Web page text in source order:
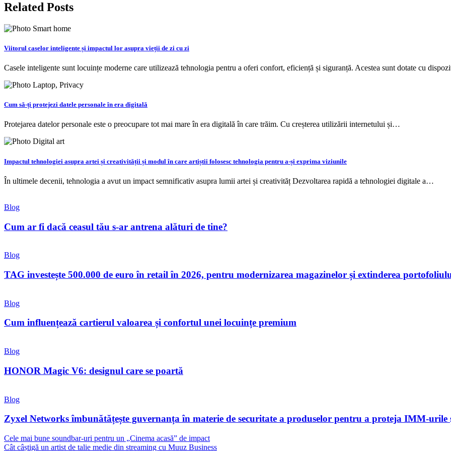
articole
Related Posts
Viitorul caselor inteligente și impactul lor asupra vieții de zi cu zi
Casele inteligente sunt locuințe moderne care utilizează tehnologia pentru a oferi confort, eficiență și siguranță. Acestea sunt dotate cu
Cum să-ți protejezi datele personale în era digitală
Protejarea datelor personale este o preocupare tot mai mare în era digitală în care trăim. Cu creșterea utilizării internetului și…
Impactul tehnologiei asupra artei și creativității și modul în care artiștii folosesc tehnologia pentru a-și exprima viziunile
În ultimele decenii, tehnologia a avut un impact semnificativ asupra lumii artei și creativităț Dezvoltarea rapidă a tehnologiei digitale a…
Blog
Cum ar fi dacă ceasul tău s-ar antrena alături de tine?
Blog
TAG investește 500.000 de euro în retail în 2026, pentru modernizarea magazinelor și extinderea
Blog
Cum influențează cartierul valoarea și confortul unei locuințe premium
Blog
HONOR Magic V6: designul care se poartă
Blog
Zyxel Networks îmbunătățește guvernanța în materie de securitate a produselor pentru a proteja IMM-
Cele mai bune soundbar-uri pentru un „Cinema acasă” de impact
Cât câștigă un artist de talie medie din streaming cu Muuz Business